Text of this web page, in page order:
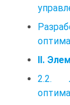
II.
2.2.